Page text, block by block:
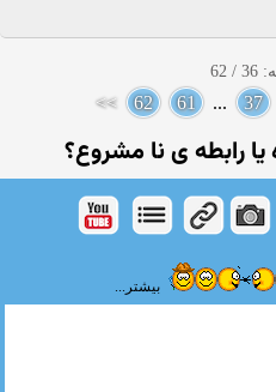
/ 62
37
...
61
62
>>
یا رابطه ی نا مشروع؟
بیشتر...